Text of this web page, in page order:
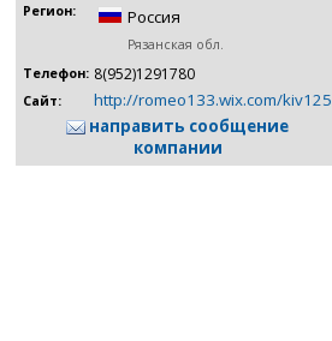
Регион: Россия
Рязанская обл.
Телефон: 8(952)1291780
Сайт:
http://romeo133.wix.com/kiv125
направить сообщение
компании